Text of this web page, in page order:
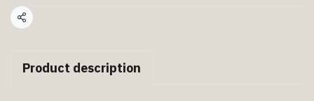
แชร์
Product description